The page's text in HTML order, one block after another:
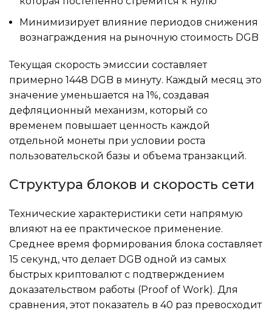
Минимизирует влияние периодов снижения
вознаграждения на рыночную стоимость DGB
Текущая скорость эмиссии составляет
примерно 1448 DGB в минуту. Каждый месяц это
значение уменьшается на 1%, создавая
дефляционный механизм, который со
временем повышает ценность каждой
отдельной монеты при условии роста
пользовательской базы и объема транзакций.
Структура блоков и скорость сети
Технические характеристики сети напрямую
влияют на ее практическое применение.
Среднее время формирования блока составляет
15 секунд, что делает DGB одной из самых
быстрых криптовалют с подтверждением
доказательством работы (Proof of Work). Для
сравнения, этот показатель в 40 раз превосходит